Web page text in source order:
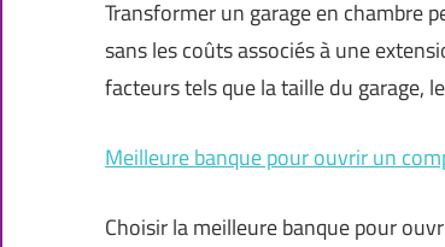
Transformer un garage en chambre
sans les coûts associés à une
facteurs tels que la taille du garage,
Meilleure banque pour ouvrir un
Choisir la meilleure banque pour